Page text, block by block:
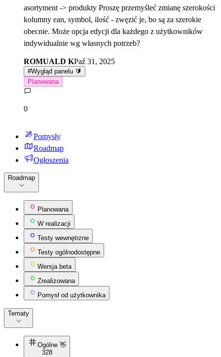
asortyment -> produkty Proszę przemyśleć zmianę szerokości
kolumny ean, symbol, ilość - zwęzić je, bo są za szerokie
obecnie. Może opcja edycji dla każdego z użytkowników
indywidualnie wg własnych potrzeb?
ROMUALD KPaź 31, 2025
#Wygląd panelu 🔰
Planowana
0
Pomysły
Roadmap
Ogłoszenia
Roadmap
Planowana
W realizacji
Testy wewnętrzne
Testy ogólnodostępne
Wersja beta
Zrealizowana
Pomysł od użytkownika
Tematy
Ogólne 👋
328